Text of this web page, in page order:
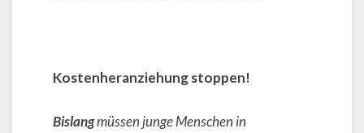
Kostenheranziehung stoppen!
Bislangmüssen junge Menschen in